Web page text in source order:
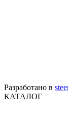
Разработано в
КАТАЛОГ